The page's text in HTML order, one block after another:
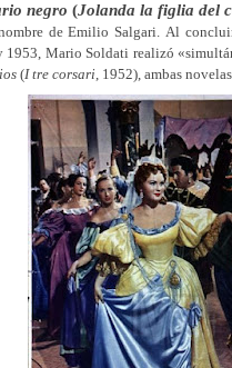
negro (Jolanda la figlia del
de Emilio Salgari. Al
Mario Soldati realizó
(I tre corsari , 1952), ambas